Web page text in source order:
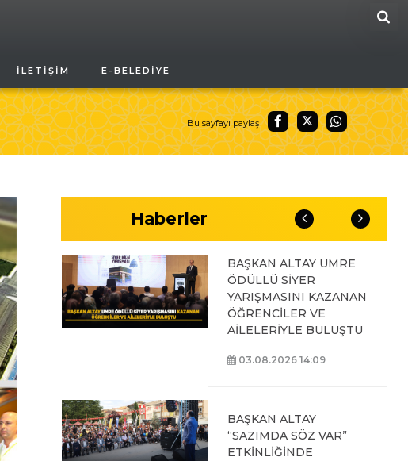
İLETIŞIM E-BELEDIYE
Bu sayfayı paylaş
Haberler
UMRESİ” İKİNCİ
KAFİLESİNİN KURA
ÇEKİLİŞİNE KATILARAK
KONYALILARIN
HEYECANINA ORTAK
BAŞKAN ALTAY UMRE
ÖDÜLLÜ SİYER
YARIŞMASINI KAZANAN
ÖĞRENCİLER VE
AİLELERİYLE BULUŞTU
03.08.2026 14:09
BAŞKAN ALTAY
“SAZIMDA SÖZ VAR”
ETKİNLİĞİNDE